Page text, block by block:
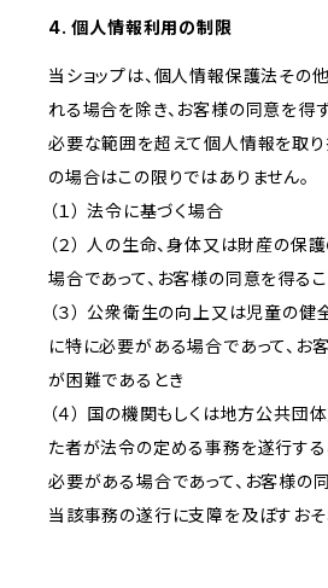
4. 個人情報利用の制限
当ショップは、個人情報保護法その
れる場合を除き、お客様の同意を得
必要な範囲を超えて個人情報を取り
の場合はこの限りではありません。
（１） 法令に基づく場合
（２） 人の生命、身体又は財産の保
場合であって、お客様の同意を得る
（３） 公衆衛生の向上又は児童の
に特に必要がある場合であって、お
が困難であるとき
（４） 国の機関もしくは地方公共団
た者が法令の定める事務を遂行する
必要がある場合であって、お客様の
当該事務の遂行に支障を及ぼすお